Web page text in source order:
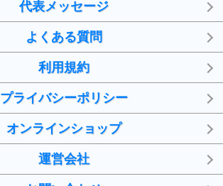
代表メッセージ
よくある質問
利用規約
プライバシーポリシー
オンラインショップ
運営会社